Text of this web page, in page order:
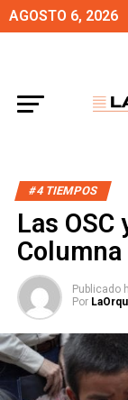
AGOSTO 6, 2026
#4 TIEMPOS
Las
Publicado
Por